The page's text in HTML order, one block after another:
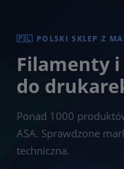
🇵🇱 POLSKI SKLEP Z
Filamenty
do
Ponad 1000
ASA. Sprawdzone
techniczna.